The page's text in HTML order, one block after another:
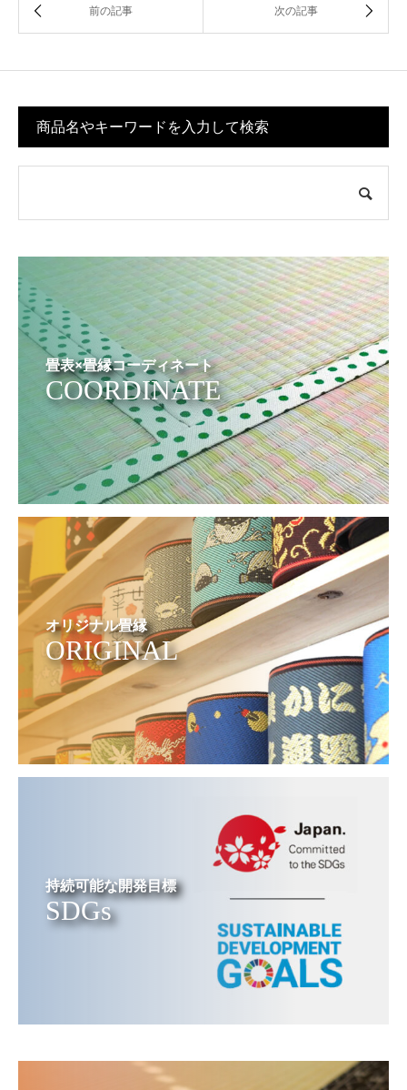
商品名やキーワードを入力して検索
畳表×畳縁コーディネート
COORDINATE
オリジナル畳縁
ORIGINAL
持続可能な開発目標
SDGs